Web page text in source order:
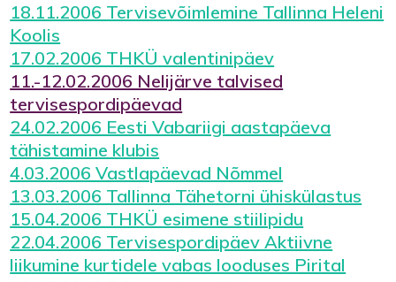
18.11.2006 Tervisevõimlemine Tallinna Heleni
Koolis
17.02.2006 THKÜ valentinipäev
11.-12.02.2006 Nelijärve talvised
tervisespordipäevad
24.02.2006 Eesti Vabariigi aastapäeva
tähistamine klubis
4.03.2006 Vastlapäevad Nõmmel
13.03.2006 Tallinna Tähetorni ühiskülastus
15.04.2006 THKÜ esimene stiilipidu
22.04.2006 Tervisespordipäev Aktiivne
liikumine kurtidele vabas looduses Pirital